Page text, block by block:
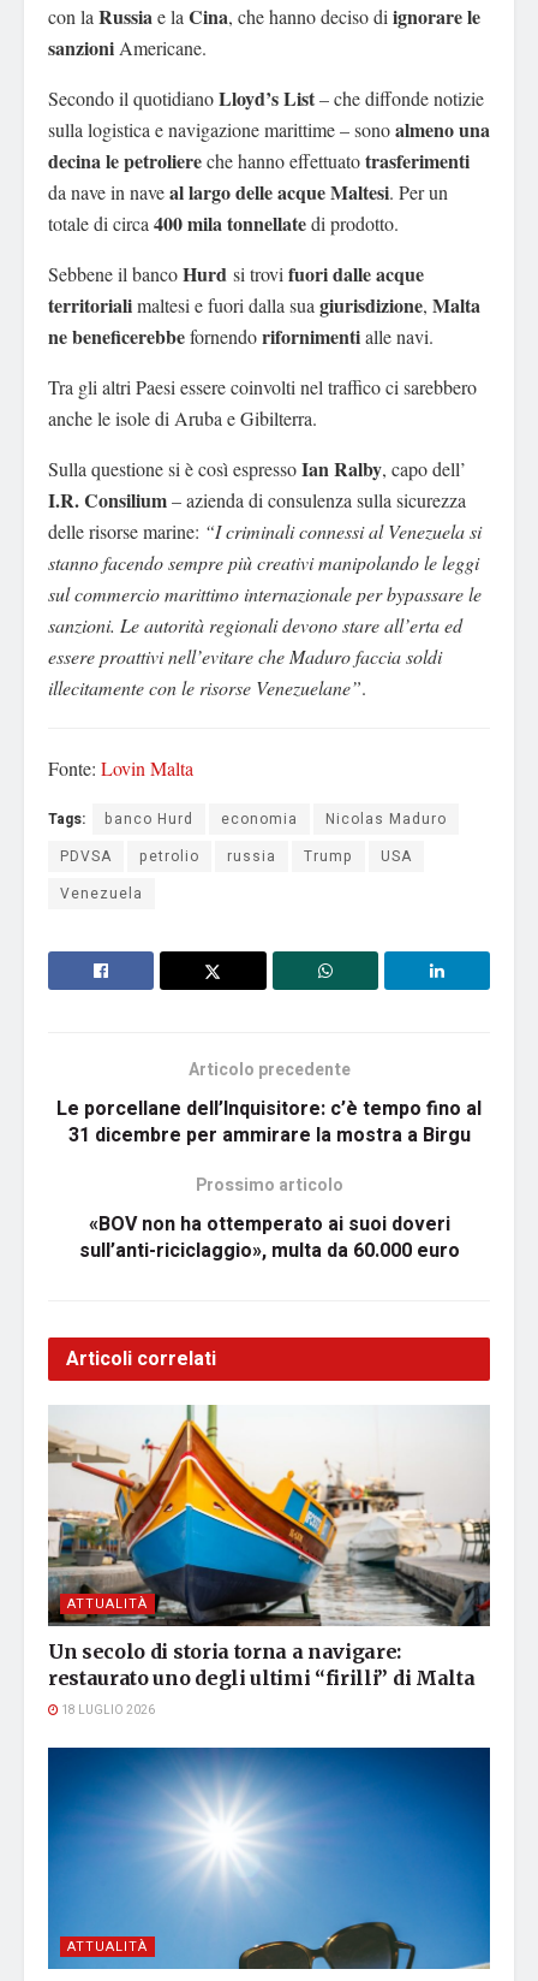
con la Russia e la Cina, che hanno deciso di ignorare le
sanzioni Americane.
Secondo il quotidianoLloyd’s List– che diffonde notizie
sulla logistica e navigazione marittime – sonoalmeno una
decina le petroliereche hanno effettuatotrasferimenti
da nave in naveal largo delle acque Maltesi. Per un
totale di circa 400 mila tonnellatedi prodotto.
Sebbene il bancoHurd si trovi fuoridalle acque
territorialimaltesi e fuori dalla sua giurisdizione, Malta
ne beneficerebbefornendorifornimentialle navi.
Tra gli altri Paesi essere coinvolti nel traffico ci sarebbero
anche le isole di Aruba e Gibilterra.
Sulla questione si è così espressoIan Ralby, capo dell’
I.R. Consilium– azienda di consulenza sulla sicurezza
delle risorse marine: “I criminali connessi al Venezuela si
stanno facendo sempre più creativi manipolando le leggi
sul commercio marittimo internazionale per bypassare le
sanzioni. Le autorità regionali devono stare all’erta ed
essere proattivi nell’evitare che Maduro faccia soldi
illecitamente con le risorse Venezuelane”.
Fonte: Lovin Malta
Tags: banco Hurd economia
Nicolas Maduro
PDVSA
petrolio russia Trump
USA
Venezuela
Articolo precedente
Le porcellane dell’Inquisitore: c’è tempo fino al
31 dicembre per ammirare la mostra a Birgu
Prossimo articolo
«BOV non ha ottemperato ai suoi doveri
sull’anti-riciclaggio», multa da 60.000 euro
Articoli correlati
ATTUALITÀ
Un secolo di storia torna a navigare:
restaurato uno degli ultimi “firilli” di Malta
18 LUGLIO 2026
ATTUALITÀ